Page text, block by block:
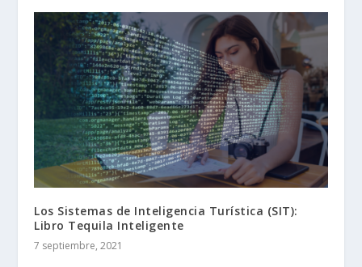
Los Sistemas de Inteligencia Turística (SIT):
Libro Tequila Inteligente
7 septiembre, 2021